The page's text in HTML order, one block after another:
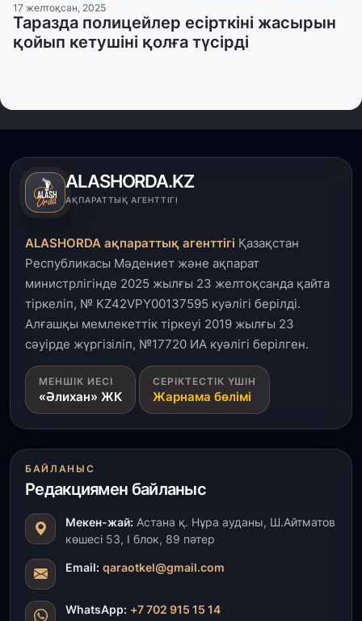
17 желтоқсан, 2025
Таразда полицейлер есірткіні жасырын
қойып кетушіні қолға түсірді
ALASHORDA.KZ
АҚПАРАТТЫҚ АГЕНТТІГІ
ALASHORDA ақпараттық агенттігі Қазақстан
Республикасы Мәдениет және ақпарат
министрлігінде 2025 жылғы 23 желтоқсанда қайта
тіркеліп, № KZ42VPY00137595 куәлігі берілді.
Алғашқы мемлекеттік тіркеуі 2019 жылғы 23
сәуірде жүргізіліп, №17720 ИА куәлігі берілген.
МЕНШІК ИЕСІ
«Әлихан» ЖК
СЕРІКТЕСТІК ҮШІН
Жарнама бөлімі
БАЙЛАНЫС
Редакциямен байланыс
Мекен-жай: Астана қ. Нұра ауданы, Ш.Айтматов
көшесі 53, І блок, 89 пәтер
Email: qaraotkel@gmail.com
WhatsApp: +7 702 915 15 14